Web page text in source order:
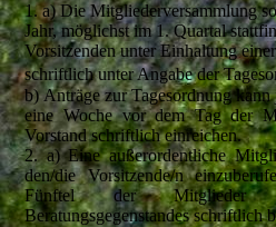
1. a) Die Mitgliederversammlung
Jahr, möglichst im 1. Quartal
Vorsitzenden unter Einhaltung
schriftlich unter Angabe der
b) Anträge zur Tagesordnung
eine Woche vor dem Tag der
Vorstand schriftlich einreichen.
2. a) Eine außerordentliche
den/die Vorsitzende/n
Fünftel der Mitglieder
Beratungsgegenstandes schriftlich